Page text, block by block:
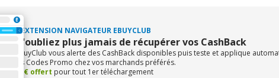
L'EXTENSION NAVIGATEUR EBUYCLUB
N'oubliez plus jamais de récupérer vos CashBack
eBuyClub vous alerte des CashBack disponibles puis teste et applique
les Codes Promo chez vos marchands préférés.
+1€ offert pour tout 1er téléchargement